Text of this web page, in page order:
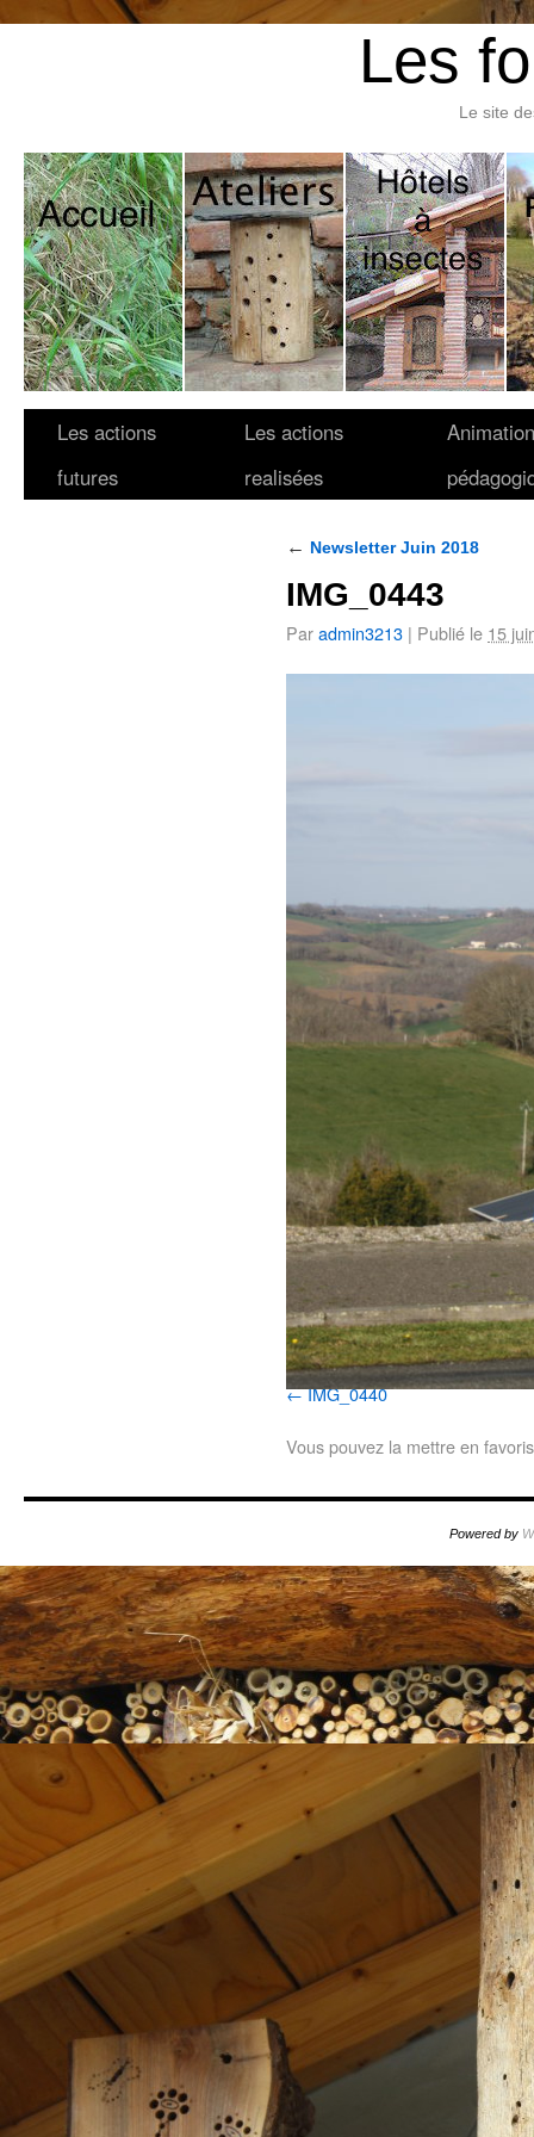
Les
Le site
Les actions
futures
Les actions
realisées
← Newsletter Juin 2018
IMG_0443
Paradmin3213 | Publié le 15
IMG_0440
Vous pouvez la mettre en
Powered by